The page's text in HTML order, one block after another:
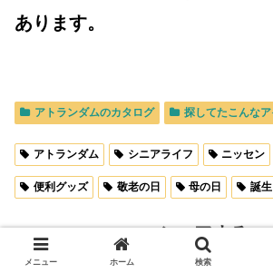
あります。
アトランダムのカタログ 探してたこんな
アトランダム シニアライフ ニッセン
便利グッズ 敬老の日 母の日 誕生
シェアする
メニュー ホーム 検索